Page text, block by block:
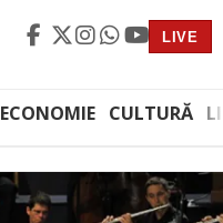
LIVE
ECONOMIE CULTURĂ